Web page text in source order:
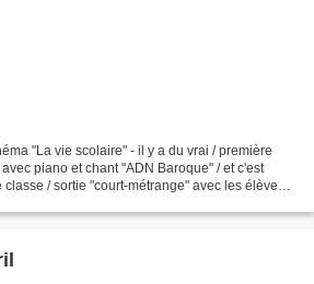
"La vie scolaire" - il y a du vrai / première
piano et chant "ADN Baroque" / et c'est
/ sortie "court-métrange" avec les élèves -